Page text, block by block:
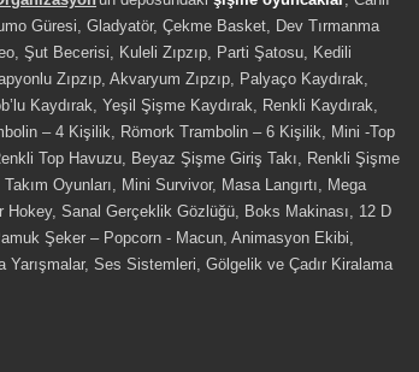
Güresi, Gladyatör, Çekme Basket, Dev Tırmanma
Şut Becerisi, Kuleli Zıpzıp, Parti Şatosu, Kedili
Zıpzıp, Akvaryum Zıpzıp, Palyaço Kaydırak,
Kaydırak, Yeşil Şişme Kaydırak, Renkli Kaydırak,
– 4 Kişilik, Römork Trambolin – 6 Kişilik, Mini -Top
Top Havuzu, Beyaz Şişme Giriş Takı, Renkli Şişme
Takım Oyunları, Mini Survivor, Masa Langırtı, Mega
Hokey, Sanal Gerçeklik Gözlüğü, Boks Makinası, 12 D
Şeker – Popcorn - Macun, Animasyon Ekibi,
Yarışmalar, Ses Sistemleri, Gölgelik ve Çadır Kiralama